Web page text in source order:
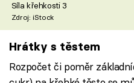
Síla křehkosti 3
Zdroj: iStock
Hrátky s těstem
Rozpočet či poměr